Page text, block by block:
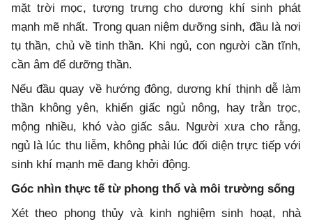
mặt trời mọc, tượng trưng cho dương khí sinh phát
mạnh mẽ nhất. Trong quan niệm dưỡng sinh, đầu là nơi
tụ thần, chủ về tinh thần. Khi ngủ, con người cần tĩnh,
cần âm để dưỡng thần.
Nếu đầu quay về hướng đông, dương khí thịnh dễ làm
thần không yên, khiến giấc ngủ nông, hay trằn trọc,
mộng nhiều, khó vào giấc sâu. Người xưa cho rằng,
ngủ là lúc thu liễm, không phải lúc đối diện trực tiếp với
sinh khí mạnh mẽ đang khởi động.
Góc nhìn thực tế từ phong thổ và môi trường sống
Xét theo phong thủy và kinh nghiệm sinh hoạt, nhà